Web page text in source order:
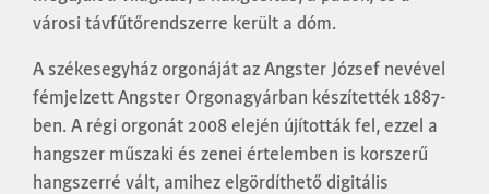
városi távfűtőrendszerre került a dóm.
A székesegyház orgonáját az Angster József nevével
fémjelzett Angster Orgonagyárban készítették 1887-
ben. A régi orgonát 2008 elején újították fel, ezzel a
hangszer műszaki és zenei értelemben is korszerű
hangszerré vált, amihez elgördíthető digitális